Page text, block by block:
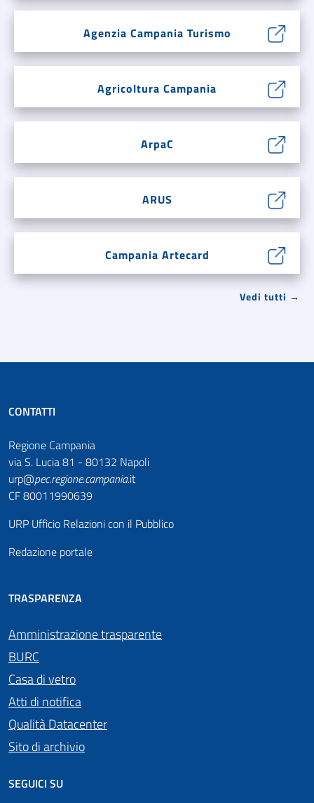
Agenzia Campania Turismo
Agricoltura Campania
ArpaC
ARUS
Campania Artecard
Vedi tutti →
CONTATTI
Regione Campania
via S. Lucia 81 - 80132 Napoli
urp@pec.regione.campania.it
CF 80011990639
URP Ufficio Relazioni con il Pubblico
Redazione portale
TRASPARENZA
Amministrazione trasparente
BURC
Casa di vetro
Atti di notifica
Qualità Datacenter
Sito di archivio
SEGUICI SU